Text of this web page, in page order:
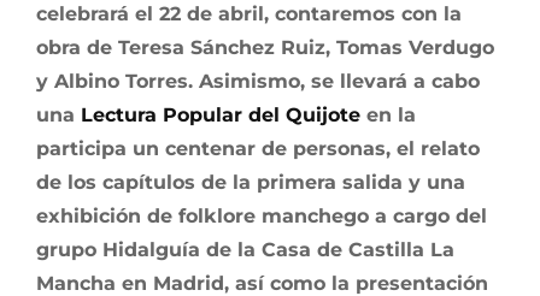
celebrará el 22 de abril, contaremos con la
obra de Teresa Sánchez Ruiz, Tomas Verdugo
y Albino Torres. Asimismo, se llevará a cabo
una Lectura Popular del Quijote en la
participa un centenar de personas, el relato
de los capítulos de la primera salida y una
exhibición de folklore manchego a cargo del
grupo Hidalguía de la Casa de Castilla La
Mancha en Madrid, así como la presentación